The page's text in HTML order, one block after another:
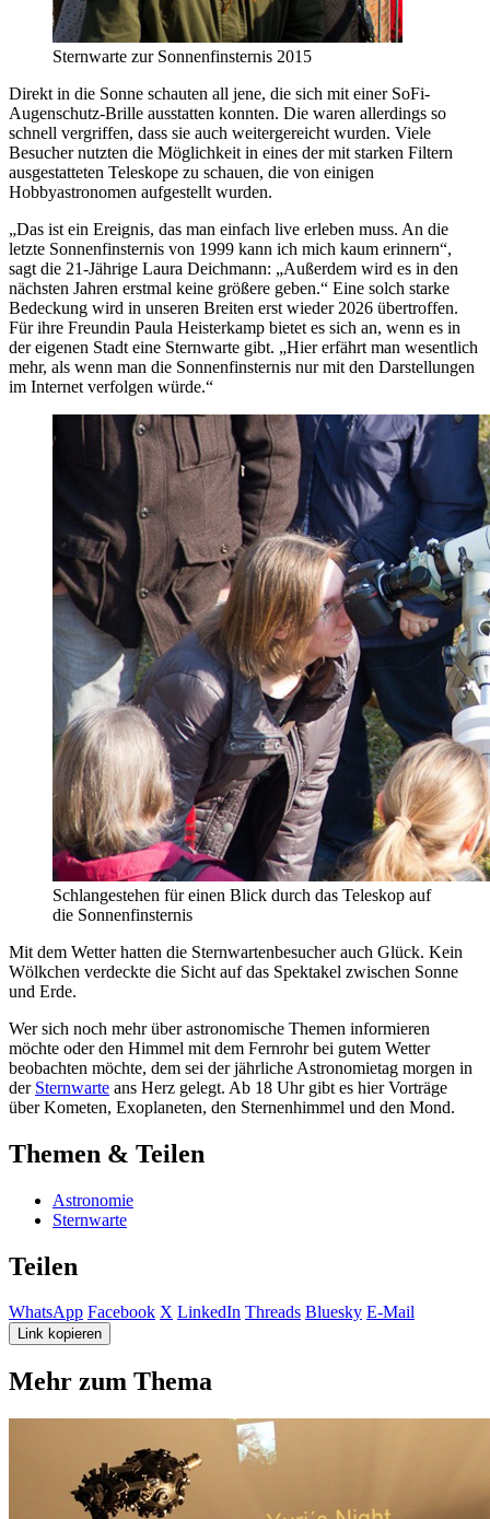
Sternwarte zur Sonnenfinsternis 2015
Direkt in die Sonne schauten all jene, die sich mit einer SoFi-
Augenschutz-Brille ausstatten konnten. Die waren allerdings so
schnell vergriffen, dass sie auch weitergereicht wurden. Viele
Besucher nutzten die Möglichkeit in eines der mit starken Filtern
ausgestatteten Teleskope zu schauen, die von einigen
Hobbyastronomen aufgestellt wurden.
„Das ist ein Ereignis, das man einfach live erleben muss. An die
letzte Sonnenfinsternis von 1999 kann ich mich kaum erinnern“,
sagt die 21-Jährige Laura Deichmann: „Außerdem wird es in den
nächsten Jahren erstmal keine größere geben.“ Eine solch starke
Bedeckung wird in unseren Breiten erst wieder 2026 übertroffen.
Für ihre Freundin Paula Heisterkamp bietet es sich an, wenn es in
der eigenen Stadt eine Sternwarte gibt. „Hier erfährt man wesentlich
mehr, als wenn man die Sonnenfinsternis nur mit den Darstellungen
im Internet verfolgen würde.“
Schlangestehen für einen Blick durch das Teleskop auf
die Sonnenfinsternis
Mit dem Wetter hatten die Sternwartenbesucher auch Glück. Kein
Wölkchen verdeckte die Sicht auf das Spektakel zwischen Sonne
und Erde.
Wer sich noch mehr über astronomische Themen informieren
möchte oder den Himmel mit dem Fernrohr bei gutem Wetter
beobachten möchte, dem sei der jährliche Astronomietag morgen in
der Sternwarte ans Herz gelegt. Ab 18 Uhr gibt es hier Vorträge
über Kometen, Exoplaneten, den Sternenhimmel und den Mond.
Themen & Teilen
Astronomie
Sternwarte
Teilen
WhatsApp Facebook X LinkedIn Threads Bluesky E-Mail
Link kopieren
Mehr zum Thema